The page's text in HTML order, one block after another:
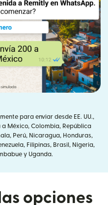
para enviar desde EE. UU.,
a México, Colombia, República
Perú, Nicaragua, Honduras,
Filipinas, Brasil, Nigeria,
y Uganda.
opciones